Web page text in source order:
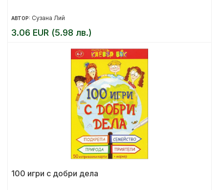
АВТОР: Сузана Лий
3.06 EUR (5.98 лв.)
100 игри с добри дела